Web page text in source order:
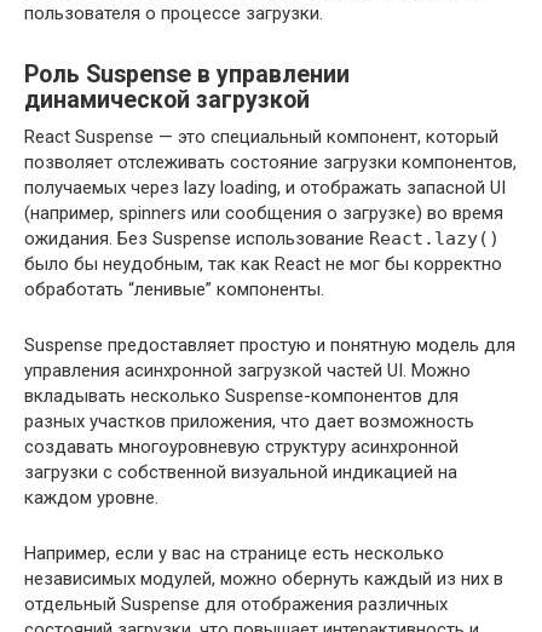
пользователя о процессе загрузки.
Роль Suspense в управлении
динамической загрузкой
React Suspense — это специальный компонент, который
позволяет отслеживать состояние загрузки компонентов,
получаемых через lazy loading, и отображать запасной UI
(например, spinners или сообщения о загрузке) во время
ожидания. Без Suspense использование React.lazy()
было бы неудобным, так как React не мог бы корректно
обработать “ленивые” компоненты.
Suspense предоставляет простую и понятную модель для
управления асинхронной загрузкой частей UI. Можно
вкладывать несколько Suspense-компонентов для
разных участков приложения, что дает возможность
создавать многоуровневую структуру асинхронной
загрузки с собственной визуальной индикацией на
каждом уровне.
Например, если у вас на странице есть несколько
независимых модулей, можно обернуть каждый из них в
отдельный Suspense для отображения различных